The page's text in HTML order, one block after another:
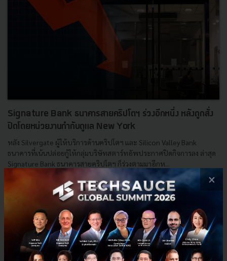
Signature Bank ธนาคารสายคริปโตฯ ร่วงอีกหนึ่ง หลังถูกสั่ง
ปิดโดยหน่วยงานกำกับดูแล New York
หลัง Silvergate ผู้ให้บริการด้านคริปโตฯ และ Silicon Valley Bank
ธนาคารที่เน้นปล่อยกู้ให้กลุ่มบริษัทสตาร์ทอัพประกาศปิดกิจการลง ล่าสุด
Signature Bank ธนาคารสายคริปโตฯ ก็ร่วงตามมาอีกห...
| ByTechsauce Team
SVB Silvergate cryptocurrency
×